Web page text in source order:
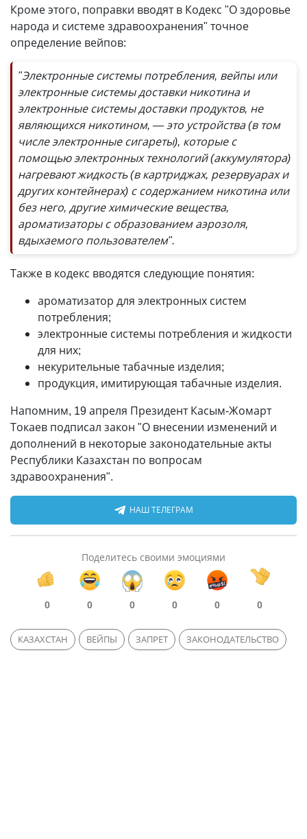
Кроме этого, поправки вводят в Кодекс "О здоровье
народа и системе здравоохранения" точное
определение вейпов:
"Электронные системы потребления, вейпы или
электронные системы доставки никотина и
электронные системы доставки продуктов, не
являющихся никотином, — это устройства (в том
числе электронные сигареты), которые с
помощью электронных технологий (аккумулятора)
нагревают жидкость (в картриджах, резервуарах и
других контейнерах) с содержанием никотина или
без него, другие химические вещества,
ароматизаторы с образованием аэрозоля,
вдыхаемого пользователем".
Также в кодекс вводятся следующие понятия:
ароматизатор для электронных систем
потребления;
электронные системы потребления и жидкости
для них;
некурительные табачные изделия;
продукция, имитирующая табачные изделия.
Напомним, 19 апреля Президент Касым-Жомарт
Токаев подписал закон "О внесении изменений и
дополнений в некоторые законодательные акты
Республики Казахстан по вопросам
здравоохранения".
НАШ ТЕЛЕГРАМ
Поделитесь своими эмоциями
0 0 0 0 0 0
КАЗАХСТАН ВЕЙПЫ ЗАПРЕТ ЗАКОНОДАТЕЛЬСТВО